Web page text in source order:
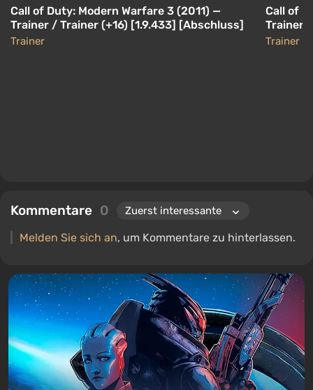
Call of Duty: Modern Warfare 3 (2011) —
Trainer / Trainer (+16) [1.9.433] [Abschluss]
Trainer
Call of
Trainer
Coop -
Trainer
Kommentare 0
Melden Sie sich an, um Kommentare zu hinterlassen.